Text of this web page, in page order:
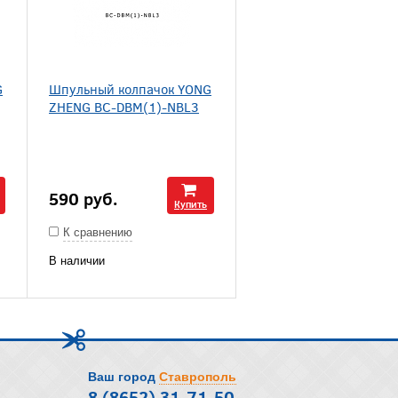
Шпульный колпачок YONG
ZHENG BC-DBM(1)-NBL3
590 руб. Купить
К сравнению
В наличии
Ваш город Ставрополь